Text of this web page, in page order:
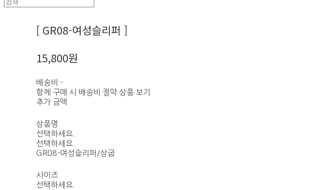
[ GR08-여성슬리퍼 ]
15,800원
배송비 -
함께 구매 시 배송비 절약 상품 보기
추가 금액
상품명
선택하세요.
선택하세요.
GR08-여성슬리퍼/상굽
사이즈
선택하세요.